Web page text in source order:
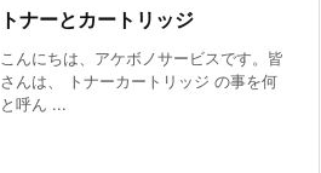
トナーとカートリッジ
こんにちは、アケボノサービスです。皆
さんは、 トナーカートリッジ の事を何
と呼ん ...